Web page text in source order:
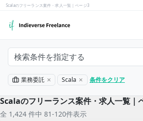
Scalaのフリーランス案件・求人一覧｜ページ3
検索条件を指定する
業務委託 Scala 条件をクリア
Scalaのフリーランス案件・求人一覧｜
全 1,424 件中 81-120件表示